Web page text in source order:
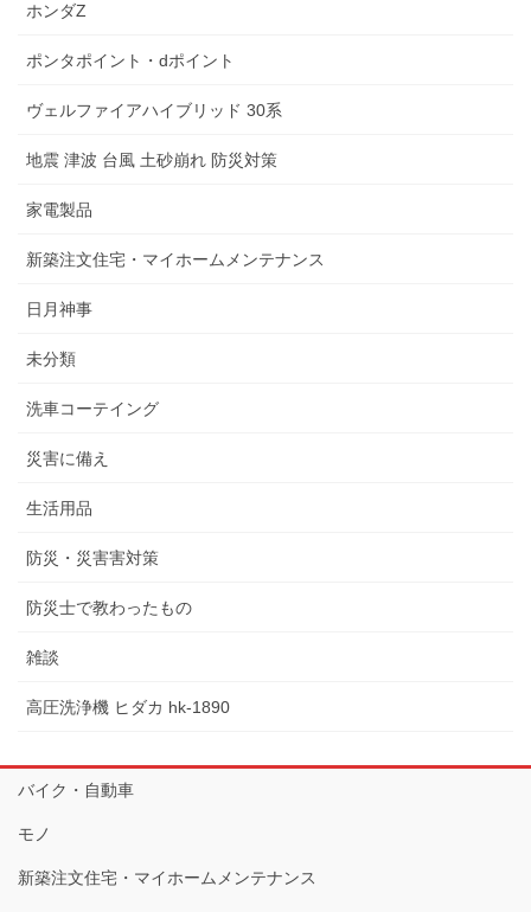
ホンダZ
ポンタポイント・dポイント
ヴェルファイアハイブリッド 30系
地震 津波 台風 土砂崩れ 防災対策
家電製品
新築注文住宅・マイホームメンテナンス
日月神事
未分類
洗車コーテイング
災害に備え
生活用品
防災・災害害対策
防災士で教わったもの
雑談
高圧洗浄機 ヒダカ hk-1890
バイク・自動車
モノ
新築注文住宅・マイホームメンテナンス